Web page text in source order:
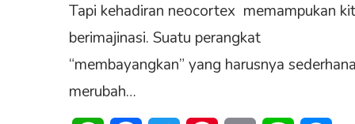
Tapi kehadiran neocortex memampukan
berimajinasi. Suatu perangkat
“membayangkan” yang harusnya sederhana
merubah…